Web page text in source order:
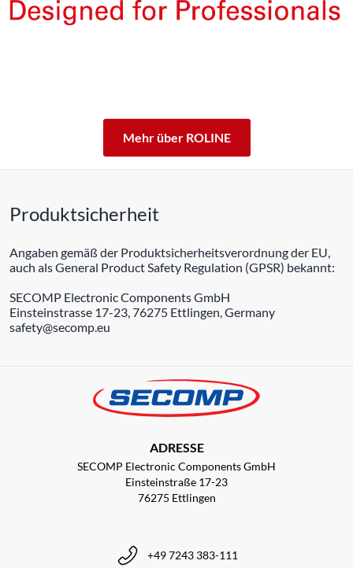
Mehr über ROLINE
Produktsicherheit
Angaben gemäß der Produktsicherheitsverordnung der EU,
auch als General Product Safety Regulation (GPSR) bekannt:
SECOMP Electronic Components GmbH
Einsteinstrasse 17-23, 76275 Ettlingen, Germany
safety@secomp.eu
ADRESSE
SECOMP Electronic Components GmbH
Einsteinstraße 17-23
76275 Ettlingen
+49 7243 383-111